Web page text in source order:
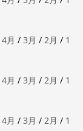
4月 / 3月 / 2月 / 1
4月 / 3月 / 2月 / 1
4月 / 3月 / 2月 / 1